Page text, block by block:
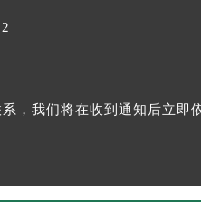
，我们将在收到通知后立即